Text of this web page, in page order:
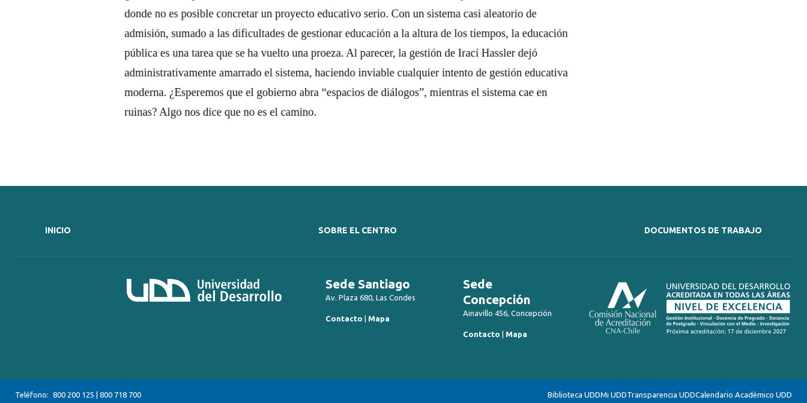
INICIO SOBRE EL CENTRO DOCUMENTOS DE TRABAJO
Sede Santiago
Av. Plaza 680, Las Condes
Contacto Mapa
Sede
Concepción
Ainavillo 456, Concepción
Contacto Mapa
Teléfono: 800 200 125 800 718 700 Biblioteca UDDMi UDDTransparencia UDDCalendario Académico UDD